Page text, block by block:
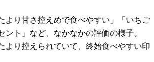
より甘さ控えめで食べやすい」「いちご
ント」など、なかなかの評価の様子。
より控えられていて、終始食べやすい印